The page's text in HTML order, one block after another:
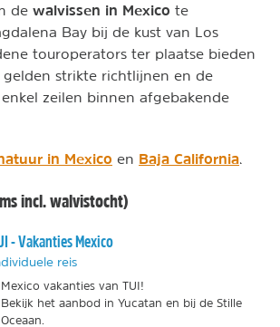
de walvissen in Mexico te
Bay bij de kust van Los
touroperators ter plaatse bieden
gelden strikte richtlijnen en de
zeilen binnen afgebakende
in Mexico en Baja California
incl. walvistocht)
- Vakanties Mexico
reis
Mexico vakanties van TUI!
Bekijk het aanbod in Yucatan en bij de Stille
Oceaan.